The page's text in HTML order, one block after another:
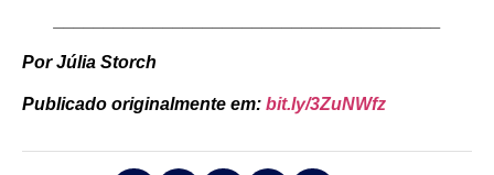
Por Júlia Storch
Publicado originalmente em: bit.ly/3ZuNWfz